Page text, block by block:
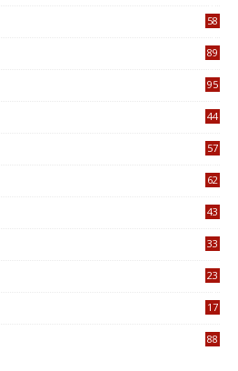
58
89
95
44
57
62
43
33
23
17
88